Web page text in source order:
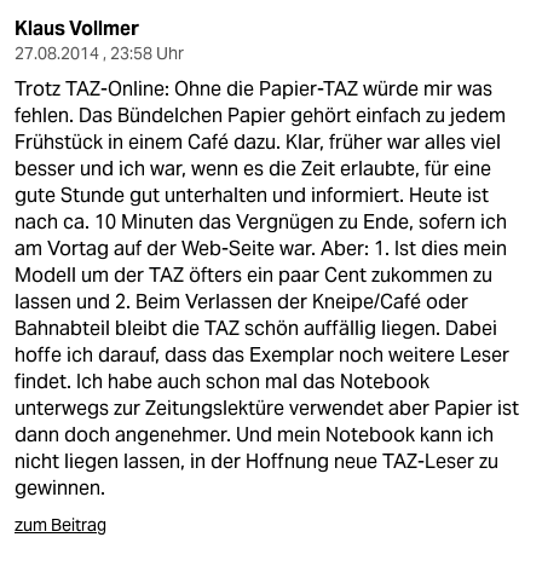
Klaus Vollmer
27.08.2014 , 23:58 Uhr
Trotz TAZ-Online: Ohne die Papier-TAZ würde mir was
fehlen. Das Bündelchen Papier gehört einfach zu jedem
Frühstück in einem Café dazu. Klar, früher war alles viel
besser und ich war, wenn es die Zeit erlaubte, für eine
gute Stunde gut unterhalten und informiert. Heute ist
nach ca. 10 Minuten das Vergnügen zu Ende, sofern ich
am Vortag auf der Web-Seite war. Aber: 1. Ist dies mein
Modell um der TAZ öfters ein paar Cent zukommen zu
lassen und 2. Beim Verlassen der Kneipe/Café oder
Bahnabteil bleibt die TAZ schön auffällig liegen. Dabei
hoffe ich darauf, dass das Exemplar noch weitere Leser
findet. Ich habe auch schon mal das Notebook
unterwegs zur Zeitungslektüre verwendet aber Papier ist
dann doch angenehmer. Und mein Notebook kann ich
nicht liegen lassen, in der Hoffnung neue TAZ-Leser zu
gewinnen.
zum Beitrag